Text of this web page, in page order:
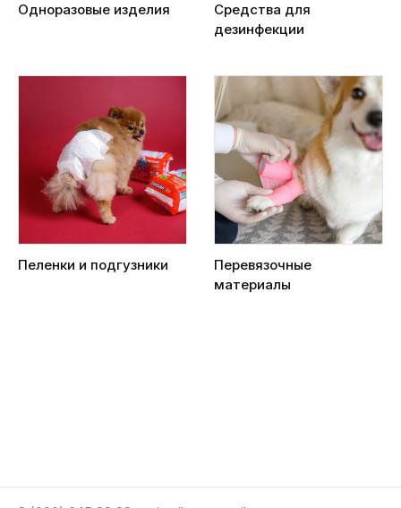
Одноразовые изделия
Средства для
дезинфекции
Пеленки и подгузники
Перевязочные
материалы